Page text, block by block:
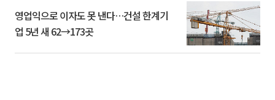
영업익으로 이자도 못 낸다…건설 한계기
업 5년 새 62→173곳